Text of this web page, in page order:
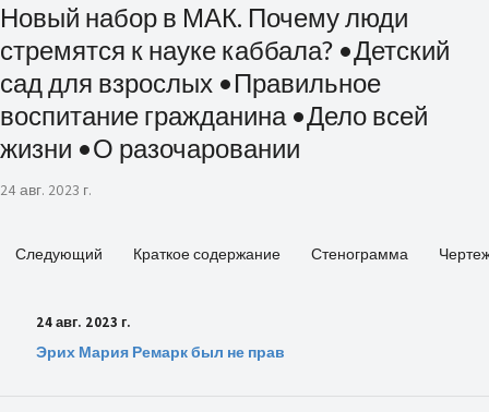
Новый набор в МАК. Почему люди
стремятся к науке каббала? •Детский
сад для взрослых •Правильное
воспитание гражданина •Дело всей
жизни •О разочаровании
24 авг. 2023 г.
Следующий Краткое содержание Стенограмма
24 авг. 2023 г.
Эрих Мария Ремарк был не прав